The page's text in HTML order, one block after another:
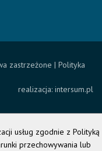
zastrzeżone | Polityka
realizacja: intersum.pl
usług zgodnie z Polityką
przechowywania lub